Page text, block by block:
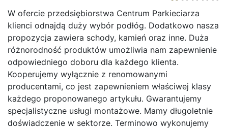
W ofercie przedsiębiorstwa Centrum Parkieciarza
klienci odnajdą duży wybór podłóg. Dodatkowo nasza
propozycja zawiera schody, kamień oraz inne. Duża
różnorodność produktów umożliwia nam zapewnienie
odpowiedniego doboru dla każdego klienta.
Kooperujemy wyłącznie z renomowanymi
producentami, co jest zapewnieniem właściwej klasy
każdego proponowanego artykułu. Gwarantujemy
specjalistyczne usługi montażowe. Mamy długoletnie
doświadczenie w sektorze. Terminowo wykonujemy